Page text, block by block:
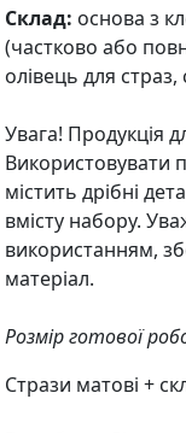
Склад: основа з
(частково або
олівець для страз,
Увага! Продукція
Використовувати
містить дрібні
вмісту набору.
використанням,
матеріал.
Розмір готової
Стрази матові +